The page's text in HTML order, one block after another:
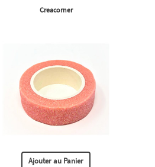
Creacorner
Ajouter au Panier